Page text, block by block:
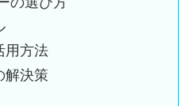
用方法
解決策